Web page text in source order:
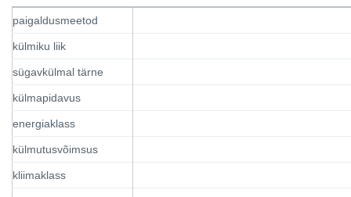
paigaldusmeetod
külmiku liik
sügavkülmal tärne
külmapidavus
energiaklass
külmutusvõimsus
kliimaklass